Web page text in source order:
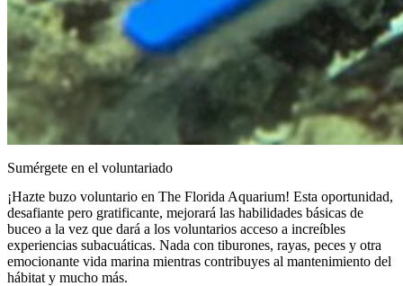
Sumérgete en el voluntariado
¡Hazte buzo voluntario en The Florida Aquarium! Esta oportunidad,
desafiante pero gratificante, mejorará las habilidades básicas de
buceo a la vez que dará a los voluntarios acceso a increíbles
experiencias subacuáticas. Nada con tiburones, rayas, peces y otra
emocionante vida marina mientras contribuyes al mantenimiento del
hábitat y mucho más.